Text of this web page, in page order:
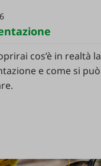
cos’è in realtà la
e come si può